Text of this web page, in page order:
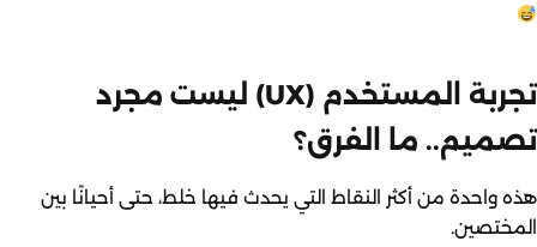
تجربة المستخدم (UX) ليست مجرد
تصميم.. ما الفرق؟
هذه واحدة من أكثر النقاط التي يحدث فيها خلط، حتى أحيانًا بين
المختصين.